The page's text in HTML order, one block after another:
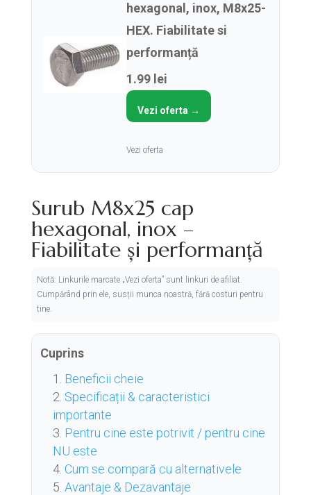
hexagonal, inox, M8x25-
HEX. Fiabilitate si
performanță
1.99 lei
Vezi oferta →
Vezi oferta
Surub M8x25 cap
hexagonal, inox –
Fiabilitate și performanță
Notă: Linkurile marcate „Vezi oferta” sunt linkuri de afiliat.
Cumpărând prin ele, susții munca noastră, fără costuri pentru
tine.
Cuprins
Beneficii cheie
Specificații & caracteristici
importante
Pentru cine este potrivit / pentru cine
NU este
Cum se compară cu alternativele
Avantaje & Dezavantaje